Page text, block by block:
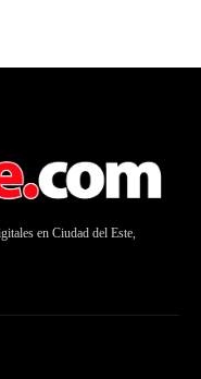
en Ciudad del Este,